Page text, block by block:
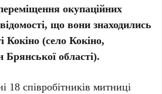
окупаційних
що вони знаходились
Кокіно (село Кокіно,
області).
18 співробітників митниці